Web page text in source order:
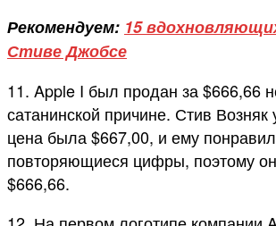
Рекомендуем: 15
Стиве Джобсе
11. Apple I был продан за $666,66
сатанинской причине. Стив Возняк
цена была $667,00, и ему
повторяющиеся цифры, поэтому
$666,66.